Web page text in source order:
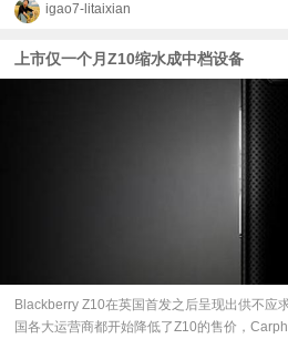
igao7-litaixian
上市仅一个月Z10缩水成中档设备
Blackberry Z10在英国首发之后呈现出供不应
国各大运营商都开始降低了Z10的售价，